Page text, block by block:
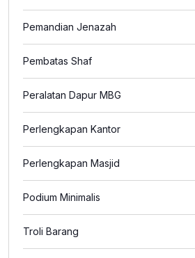
Pemandian Jenazah
Pembatas Shaf
Peralatan Dapur MBG
Perlengkapan Kantor
Perlengkapan Masjid
Podium Minimalis
Troli Barang